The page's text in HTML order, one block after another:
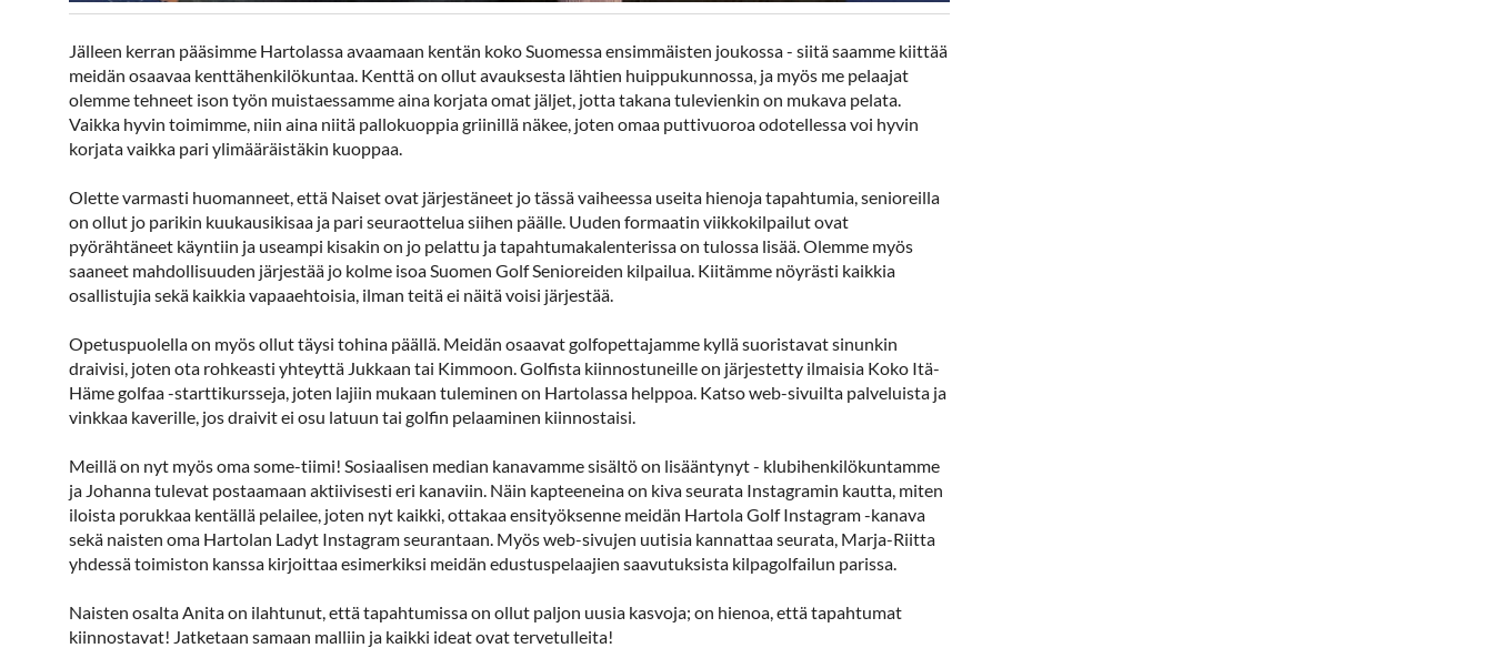
Jälleen kerran pääsimme Hartolassa avaamaan kentän koko Suomessa ensimmäisten joukossa - siitä saamme kiittää
meidän osaavaa kenttähenkilökuntaa. Kenttä on ollut avauksesta lähtien huippukunnossa, ja myös me pelaajat
olemme tehneet ison työn muistaessamme aina korjata omat jäljet, jotta takana tulevienkin on mukava pelata.
Vaikka hyvin toimimme, niin aina niitä pallokuoppia griinillä näkee, joten omaa puttivuoroa odotellessa voi hyvin
korjata vaikka pari ylimääräistäkin kuoppaa.
Olette varmasti huomanneet, että Naiset ovat järjestäneet jo tässä vaiheessa useita hienoja tapahtumia, senioreilla
on ollut jo parikin kuukausikisaa ja pari seuraottelua siihen päälle. Uuden formaatin viikkokilpailut ovat
pyörähtäneet käyntiin ja useampi kisakin on jo pelattu ja tapahtumakalenterissa on tulossa lisää. Olemme myös
saaneet mahdollisuuden järjestää jo kolme isoa Suomen Golf Senioreiden kilpailua. Kiitämme nöyrästi kaikkia
osallistujia sekä kaikkia vapaaehtoisia, ilman teitä ei näitä voisi järjestää.
Opetuspuolella on myös ollut täysi tohina päällä. Meidän osaavat golfopettajamme kyllä suoristavat sinunkin
draivisi, joten ota rohkeasti yhteyttä Jukkaan tai Kimmoon. Golfista kiinnostuneille on järjestetty ilmaisia Koko Itä-
Häme golfaa -starttikursseja, joten lajiin mukaan tuleminen on Hartolassa helppoa. Katso web-sivuilta palveluista ja
vinkkaa kaverille, jos draivit ei osu latuun tai golfin pelaaminen kiinnostaisi.
Meillä on nyt myös oma some-tiimi! Sosiaalisen median kanavamme sisältö on lisääntynyt - klubihenkilökuntamme
ja Johanna tulevat postaamaan aktiivisesti eri kanaviin. Näin kapteeneina on kiva seurata Instagramin kautta, miten
iloista porukkaa kentällä pelailee, joten nyt kaikki, ottakaa ensityöksenne meidän Hartola Golf Instagram -kanava
sekä naisten oma Hartolan Ladyt Instagram seurantaan. Myös web-sivujen uutisia kannattaa seurata, Marja-Riitta
yhdessä toimiston kanssa kirjoittaa esimerkiksi meidän edustuspelaajien saavutuksista kilpagolfailun parissa.
Naisten osalta Anita on ilahtunut, että tapahtumissa on ollut paljon uusia kasvoja; on hienoa, että tapahtumat
kiinnostavat! Jatketaan samaan malliin ja kaikki ideat ovat tervetulleita!